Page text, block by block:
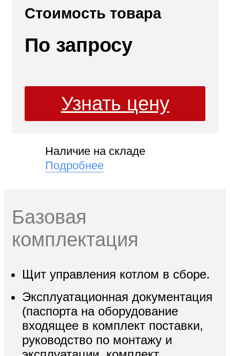
Стоимость товара
По запросу
Узнать цену
Наличие на складе
Подробнее
Базовая
комплектация
Щит управления котлом в сборе.
Эксплуатационная документация
(паспорта на оборудование
входящее в комплект поставки,
руководство по монтажу и